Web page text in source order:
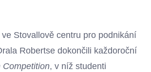
Stovallově centru pro podnikání
Robertse dokončili každoroční
Competition, v níž studenti